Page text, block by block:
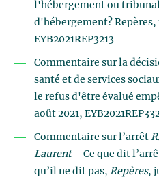
l'hébergement ou
d'hébergement? Repères,
EYB2021REP3213
Commentaire sur la
santé et de services
le refus d'être évalué
août 2021,
Commentaire sur l’arrêt
Laurent– Ce que dit
qu’il ne dit pas, Repères,